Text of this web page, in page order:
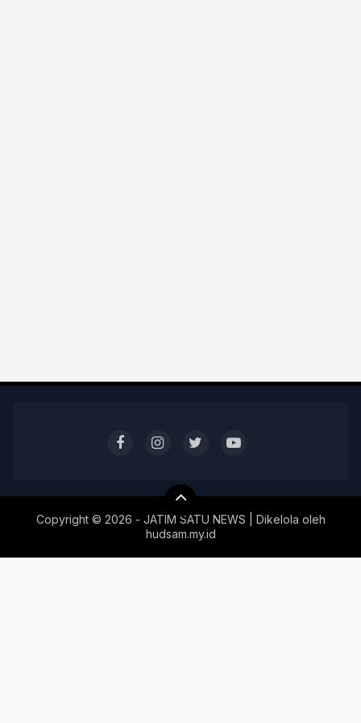
Copyright © 2026 - JATIM SATU NEWS | Dikelola oleh
hudsam.my.id